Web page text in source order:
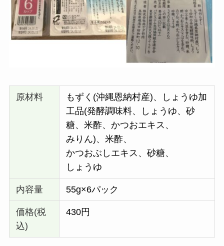
原材料
もずく(沖縄恩納村産)、しょうゆ加
工品(発酵調味料、しょうゆ、砂
糖、米酢、かつおエキス、
みりん)、米酢、
かつおぶしエキス、砂糖、
しょうゆ
内容量 55g×6パック
価格(税
込)
430円